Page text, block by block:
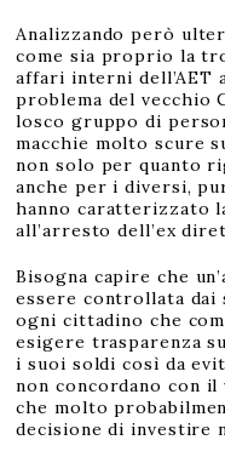
Analizzando però
come sia proprio la
affari interni dell’AET
problema del vecchio
losco gruppo di
macchie molto scure
non solo per quanto
anche per i diversi,
hanno caratterizzato
all’arresto dell’ex
Bisogna capire che
essere controllata dai
ogni cittadino che
esigere trasparenza
i suoi soldi così da
non concordano con
che molto
decisione di investire